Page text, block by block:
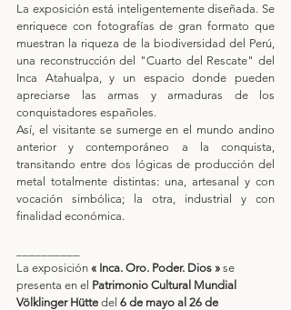
La exposición está inteligentemente diseñada. Se
enriquece con fotografías de gran formato que
muestran la riqueza de la biodiversidad del Perú,
una reconstrucción del "Cuarto del Rescate" del
Inca Atahualpa, y un espacio donde pueden
apreciarse las armas y armaduras de los
conquistadores españoles.
Así, el visitante se sumerge en el mundo andino
anterior y contemporáneo a la conquista,
transitando entre dos lógicas de producción del
metal totalmente distintas: una, artesanal y con
vocación simbólica; la otra, industrial y con
finalidad económica.
La exposición « Inca. Oro. Poder. Dios » se
presenta en el Patrimonio Cultural Mundial
Völklinger Hütte del 6 de mayo al 26 de